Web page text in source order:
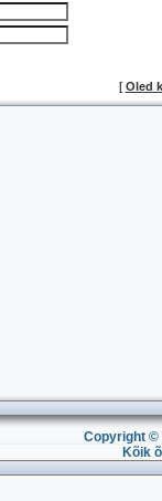
[ Oled
Copyright ©
Kõik